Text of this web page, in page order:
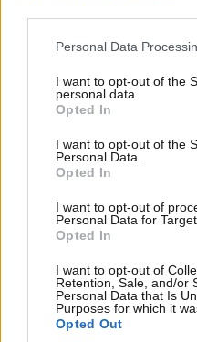
Please note that this
not limited to your visit or
grant or deny consent to
use your data for below
consent section.
Personal Data
I want to opt-out of the
personal data.
Opted In
I want to opt-out of the
Personal Data.
Opted In
I want to opt-out of
Personal Data for
Opted In
I want to opt-out of
Retention, Sale, and/or
Personal Data that Is
Purposes for which it
Opted Out
ΕΛΛΑΔΑ07·08·2026 11:26
Βίντεο-ντοκουμέντο
στο αντίθετο ρεύμα –
και μητέρα